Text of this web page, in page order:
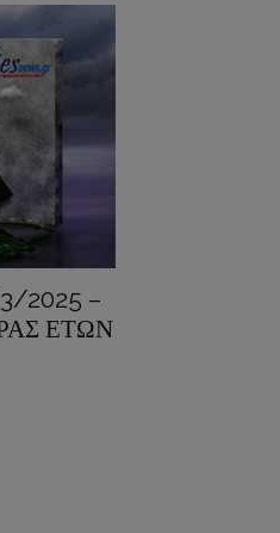
2025 –
ΕΤΩΝ